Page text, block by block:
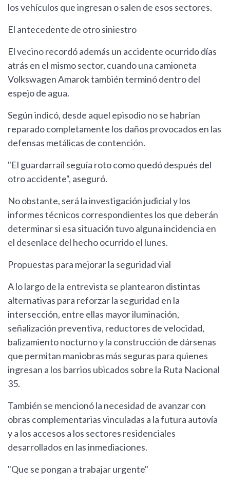
los vehículos que ingresan o salen de esos sectores.
El antecedente de otro siniestro
El vecino recordó además un accidente ocurrido días
atrás en el mismo sector, cuando una camioneta
Volkswagen Amarok también terminó dentro del
espejo de agua.
Según indicó, desde aquel episodio no se habrían
reparado completamente los daños provocados en las
defensas metálicas de contención.
"El guardarraíl seguía roto como quedó después del
otro accidente", aseguró.
No obstante, será la investigación judicial y los
informes técnicos correspondientes los que deberán
determinar si esa situación tuvo alguna incidencia en
el desenlace del hecho ocurrido el lunes.
Propuestas para mejorar la seguridad vial
A lo largo de la entrevista se plantearon distintas
alternativas para reforzar la seguridad en la
intersección, entre ellas mayor iluminación,
señalización preventiva, reductores de velocidad,
balizamiento nocturno y la construcción de dársenas
que permitan maniobras más seguras para quienes
ingresan a los barrios ubicados sobre la Ruta Nacional
35.
También se mencionó la necesidad de avanzar con
obras complementarias vinculadas a la futura autovía
y a los accesos a los sectores residenciales
desarrollados en las inmediaciones.
"Que se pongan a trabajar urgente"